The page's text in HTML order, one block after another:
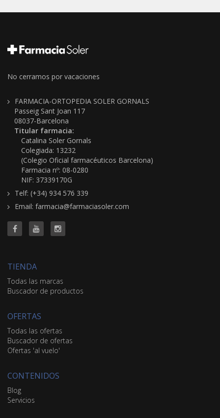
No cerramos por vacaciones
FARMACIA-ORTOPEDIA SOLER GORNALS
Passeig Sant Joan 117
08037-Barcelona
Titular farmacia:
Catalina Soler Gornals
Colegiada: 13232
(Colegio Oficial farmacéuticos Barcelona)
Farmacia nº: 08-0280
NIF: 37339170G
Telf: (+34) 934 576 339
Email: farmacia@farmaciasoler.com
TIENDA
Todas las marcas
Buscador de productos
OFERTAS
Todas las ofertas
Buscador de ofertas
Ofertas 'al vuelo'
CONTENIDOS
Blog
Servicios